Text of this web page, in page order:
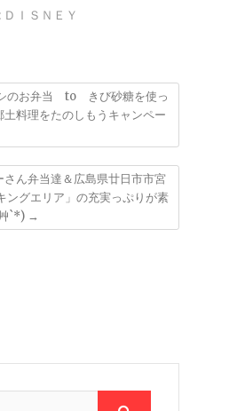
「タコ吸盤軍艦」「ホ
ＤＩＳＮＥＹ
のお弁当 to きび砂糖を使っ
土料理をたのしもうキャンペー
さん弁当達＆広島県廿日市市宮
ングエリア」の充実っぷりが素
`*) →